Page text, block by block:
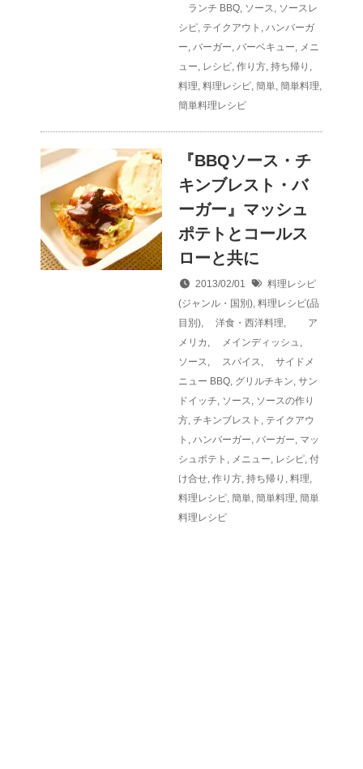
ランチ BBQ, ソース, ソースレ
シピ, テイクアウト , ハンバーガ
ー, バーガー, バーベキュー, メニ
ュー, レシピ, 作り方, 持ち帰り ,
料理, 料理レシピ, 簡単, 簡単料理,
簡単料理レシピ
『BBQソース・チ
キンブレスト・バ
ーガー』マッシュ
ポテトとコールス
ローと共に
2013/02/01
料理レシピ
(ジャンル・国別), 料理レシピ(品
目別), 洋食・西洋料理,
ア
メリカ , メインディッシュ ,
ソース, スパイス,
サイドメ
ニュー BBQ, グリルチキン, サン
ドイッチ, ソース, ソースの作り
方, チキンブレスト , テイクアウ
ト , ハンバーガー, バーガー, マッ
シュポテト , メニュー, レシピ, 付
け合せ, 作り方, 持ち帰り , 料理,
料理レシピ, 簡単, 簡単料理, 簡単
料理レシピ